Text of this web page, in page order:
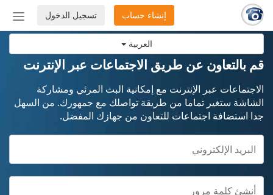
العربية
أو
تسجيل الدخول إنشاء حساب
قم بالتعاون عن طريق الاجتماعات عبر الإنترنت
الاجتماعات عبر الإنترنت مع إمكانية البث المرئي ومشاركة
الشاشة ستغير تماما من طريقة تواصلك مع جمهورك. من السهل
جدا استضافة اجتماعات للتعاون من جهازك المفضل.